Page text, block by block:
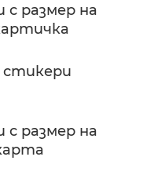
с размер на
с размер на